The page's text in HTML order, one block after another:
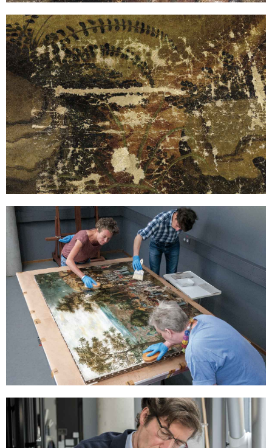
Kittung
Der Riss und weitere Fehlstellen sind mit Kreide-Kitt gekittet, mit
Schellack isoliert und mit Gouache, einer wässrigen, etwas
körperhaft auftrocknenden Farbe strukturiert. Das Gemälde ist auf
diesem Foto bereits gefirnisst und auf der linken Seite retuschiert.
Firnissen
Für das Firnissen wird das Gemälde in vier Rechtecke „aufgeteilt“
und im Uhrzeigersinn bearbeitet. Die obere Bildhälfte ist bereits
mit breitem Pinsel in senkrechten und waagerechten Bahnen
gefirnisst. Die Nacharbeit geschieht mit weichen
Ziegenhaarbürsten, die den Firnis in kreisenden Bewegungen in
die Oberfläche einmassieren.